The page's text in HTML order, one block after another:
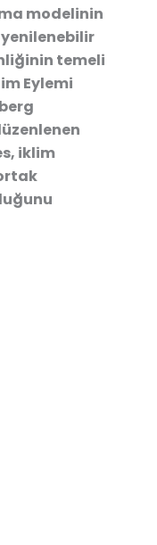
modelinin
yenilenebilir
temeli
Eylemi
iklim